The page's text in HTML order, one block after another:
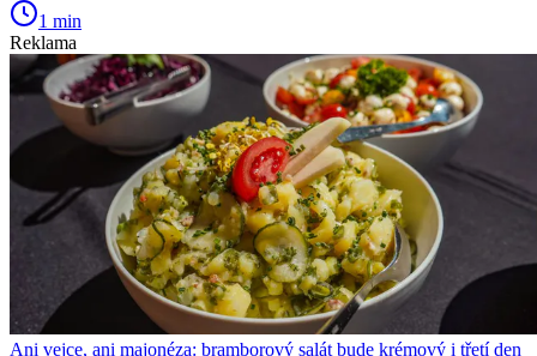
1 min
Reklama
Ani vejce, ani majonéza: bramborový salát bude krémový i třetí den